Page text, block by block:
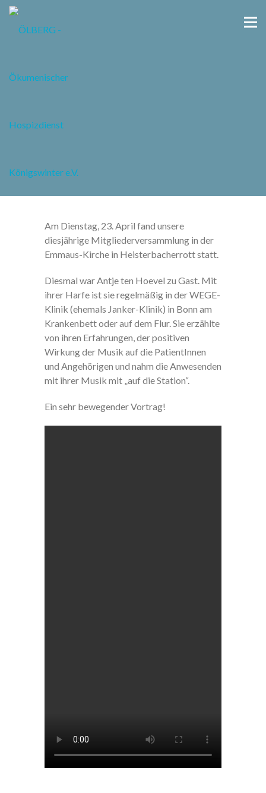
Am Dienstag, 23. April fand unsere
diesjährige Mitgliederversammlung in der
Emmaus-Kirche in Heisterbacherrott statt.
Diesmal war Antje ten Hoevel zu Gast. Mit
ihrer Harfe ist sie regelmäßig in der WEGE-
Klinik (ehemals Janker-Klinik) in Bonn am
Krankenbett oder auf dem Flur. Sie erzählte
von ihren Erfahrungen, der positiven
Wirkung der Musik auf die PatientInnen
und Angehörigen und nahm die Anwesenden
mit ihrer Musik mit „auf die Station“.
Ein sehr bewegender Vortrag!